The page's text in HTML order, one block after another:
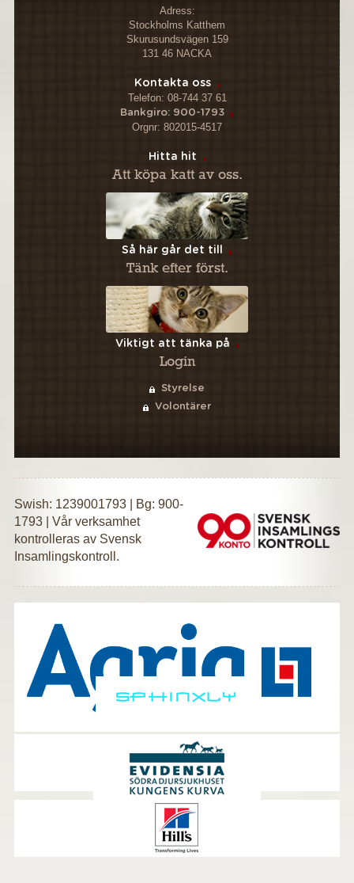
Adress:
Stockholms Katthem
Skurusundsvägen 159
131 46 NACKA
Kontakta oss
Telefon: 08-744 37 61
Bankgiro: 900-1793
Orgnr: 802015-4517
Hitta hit
Att köpa katt av oss.
Så här går det till
Tänk efter först.
Viktigt att tänka på
Login
Styrelse
Volontärer
Swish: 1239001793 | Bg: 900-
1793 | Vår verksamhet
kontrolleras av Svensk
Insamlingskontroll.